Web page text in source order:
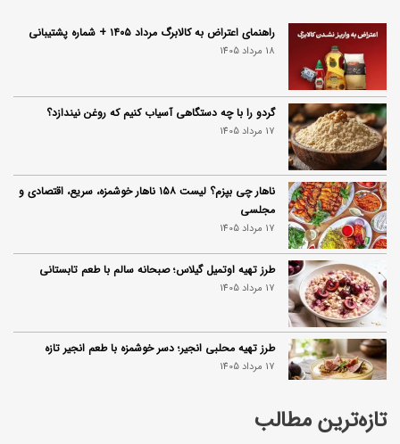
تازه‌ترین مطالب
راهنمای اعتراض به کالابرگ مرداد ۱۴۰۵ + شماره پشتیبانی
18 مرداد 1405
گردو را با چه دستگاهی آسیاب کنیم که روغن نیندازد؟
17 مرداد 1405
ناهار چی بپزم؟ لیست ۱۵۸ ناهار خوشمزه، سریع، اقتصادی و
مجلسی
17 مرداد 1405
طرز تهیه اوتمیل گیلاس؛ صبحانه سالم با طعم تابستانی
17 مرداد 1405
طرز تهیه محلبی انجیر؛ دسر خوشمزه با طعم انجیر تازه
17 مرداد 1405
طرز تهیه سوفله لیمو؛ دسر خوشمزه فرانسوی